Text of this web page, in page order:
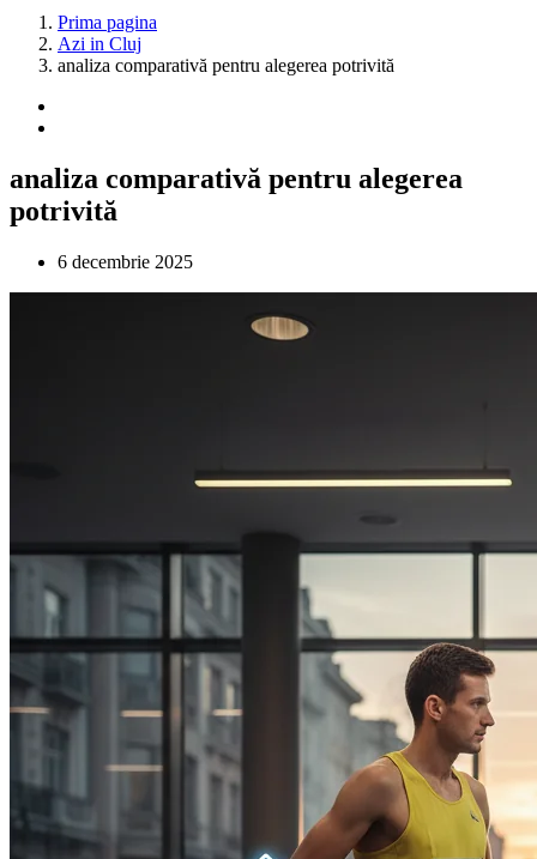
Prima pagina
Azi in Cluj
analiza comparativă pentru alegerea potrivită
analiza comparativă pentru alegerea
potrivită
6 decembrie 2025